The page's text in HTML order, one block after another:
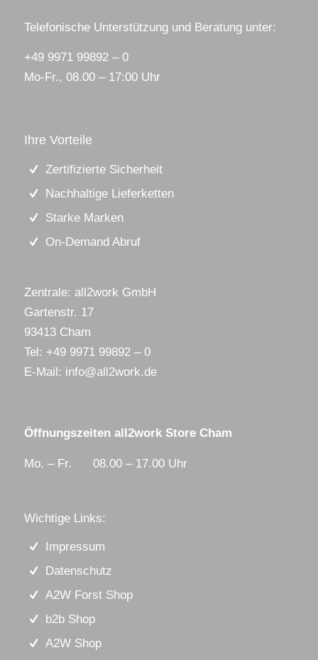
Telefonische Unterstützung und Beratung unter:
+49 9971 99892 – 0
Mo-Fr., 08.00 – 17:00 Uhr
Ihre Vorteile
Zertifizierte Sicherheit
Nachhaltige Lieferketten
Starke Marken
On-Demand Abruf
Zentrale: all2work GmbH
Gartenstr. 17
93413 Cham
Tel: +49 9971 99892 – 0
E-Mail: info@all2work.de
Öffnungszeiten all2work Store Cham
Mo. – Fr. 08.00 – 17.00 Uhr
Wichtige Links:
Impressum
Datenschutz
A2W Forst Shop
b2b Shop
A2W Shop